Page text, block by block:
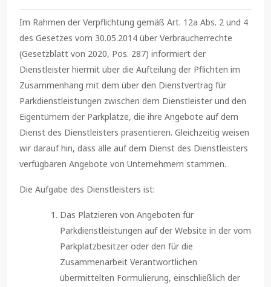
Im Rahmen der Verpflichtung gemäß Art. 12a Abs. 2 und 4
des Gesetzes vom 30.05.2014 über Verbraucherrechte
(Gesetzblatt von 2020, Pos. 287) informiert der
Dienstleister hiermit über die Aufteilung der Pflichten im
Zusammenhang mit dem über den Dienstvertrag für
Parkdienstleistungen zwischen dem Dienstleister und den
Eigentümern der Parkplätze, die ihre Angebote auf dem
Dienst des Dienstleisters präsentieren. Gleichzeitig weisen
wir darauf hin, dass alle auf dem Dienst des Dienstleisters
verfügbaren Angebote von Unternehmern stammen.
Die Aufgabe des Dienstleisters ist:
Das Platzieren von Angeboten für
Parkdienstleistungen auf der Website in der vom
Parkplatzbesitzer oder den für die
Zusammenarbeit Verantwortlichen
übermittelten Formulierung, einschließlich der